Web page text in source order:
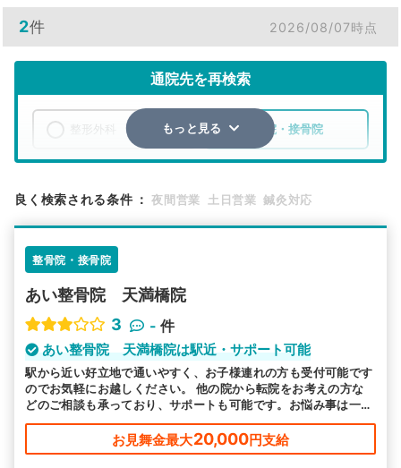
2件 2026/08/07時点
通院先を再検索
整骨院・接骨院
検索する
駅から探す 院名から探す
もっと見る
良く検索される条件 ： 夜間営業 土日営業 鍼灸対応
整骨院・接骨院
あい整骨院 天満橋院
3
- 件
あい整骨院 天満橋院は駅近・サポート可能
駅から近い好立地で通いやすく、お子様連れの方も受付可能です
のでお気軽にお越しください。 他の院から転院をお考えの方な
どのご相談も承っており、サポートも可能です。お悩み事は一人
で悩まず、お気軽に当院にお問い合わせください。
お見舞金最大20,000円支給